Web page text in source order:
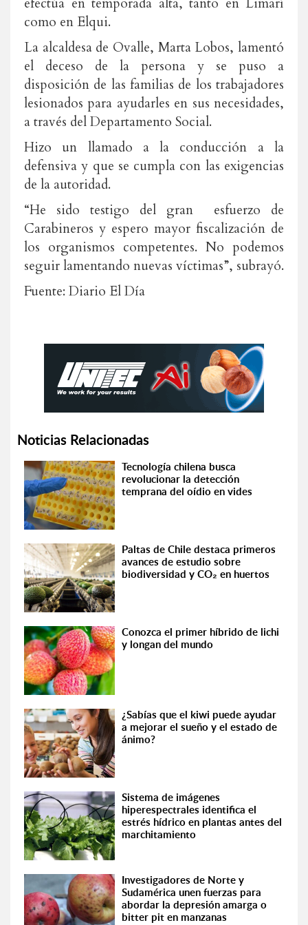
como en Elqui.
La alcaldesa de Ovalle, Marta Lobos, lamentó
el deceso de la persona y se puso a
disposición de las familias de los trabajadores
lesionados para ayudarles en sus necesidades,
a través del Departamento Social.
Hizo un llamado a la conducción a la
defensiva y que se cumpla con las exigencias
de la autoridad.
“He sido testigo del gran esfuerzo de
Carabineros y espero mayor fiscalización de
los organismos competentes. No podemos
seguir lamentando nuevas víctimas”, subrayó.
Fuente: Diario El Día
Noticias Relacionadas
Tecnología chilena busca
revolucionar la detección
temprana del oídio en vides
Paltas de Chile destaca primeros
avances de estudio sobre
biodiversidad y CO₂ en huertos
Conozca el primer híbrido de lichi
y longan del mundo
¿Sabías que el kiwi puede ayudar
a mejorar el sueño y el estado de
ánimo?
Sistema de imágenes
hiperespectrales identifica el
estrés hídrico en plantas antes del
marchitamiento
Investigadores de Norte y
Sudamérica unen fuerzas para
abordar la depresión amarga o
bitter pit en manzanas